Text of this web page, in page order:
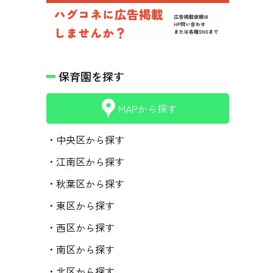
保育園を探す
MAPから探す
・中央区から探す
・江南区から探す
・秋葉区から探す
・東区から探す
・西区から探す
・南区から探す